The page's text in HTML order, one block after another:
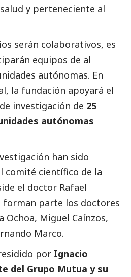
y perteneciente al
serán colaborativos, es
equipos de al
autónomas. En
la fundación apoyará el
investigación de 25
autónomas
han sido
comité científico de la
el doctor Rafael
forman parte los doctores
Ochoa, Miguel Caínzos,
Marco.
por Ignacio
del Grupo Mutua y su